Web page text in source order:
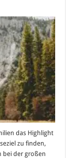
das Highlight
zu finden,
bei der großen